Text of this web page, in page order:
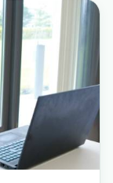
とって「あり
事では、そう
されている情
病院、訪問看護
うまく機能させ
専門用語や実装
くださる院長先
いうことか」
考えられるよう
することが多
、こうした未
って大きな負
現金での当日
この方法では、
在宅医療の現場
です。結果とし
課題がありま
ク、訪問看護ス
検討できる